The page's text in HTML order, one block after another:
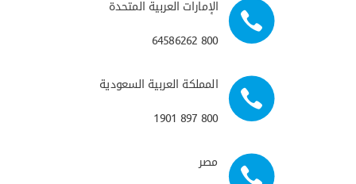
الإمارات العربية المتحدة
800 64586262
المملكة العربية السعودية
800 897 1901
مصر